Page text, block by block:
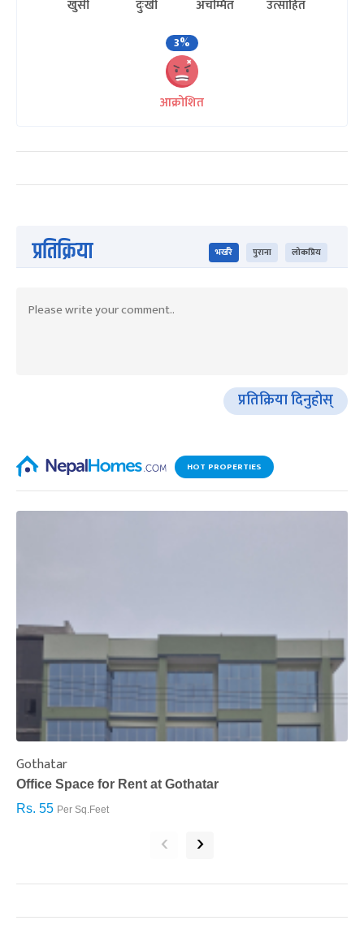
खुसी दुःखी अचम्मित
उत्साहित
3%
आक्रोशित
प्रतिक्रिया भर्खरै पुराना लोकप्रिय
प्रतिक्रिया दिनुहोस्
HOT PROPERTIES
Gothatar
Office Space for Rent at Gothatar
Rs. 55 Per Sq.Feet
‹ ›